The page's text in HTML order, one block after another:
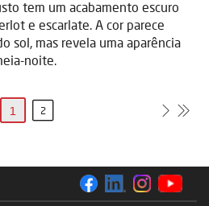
tem um acabamento escuro
e escarlate. A cor parece
sol, mas revela uma aparência
noite.
1 2